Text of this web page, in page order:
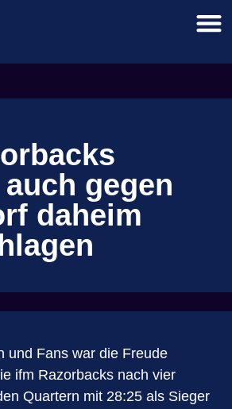
gegen
daheim
und Fans war die Freude
ifm Razorbacks nach vier
Quartern mit 28:25 als Sieger